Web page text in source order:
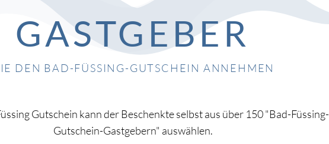
GASTGEBER
DEN BAD-FÜSSING-GUTSCHEIN ANNEHMEN
Gutschein kann der Beschenkte selbst aus über 150 "Bad-Füssing-
Gutschein-Gastgebern" auswählen.